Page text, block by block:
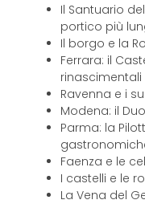
Il Santuario
portico più
Il borgo e la
Ferrara: il
rinascimentali
Ravenna e i
Modena: il
Parma: la
Faenza e le
I castelli e le
La Vena del